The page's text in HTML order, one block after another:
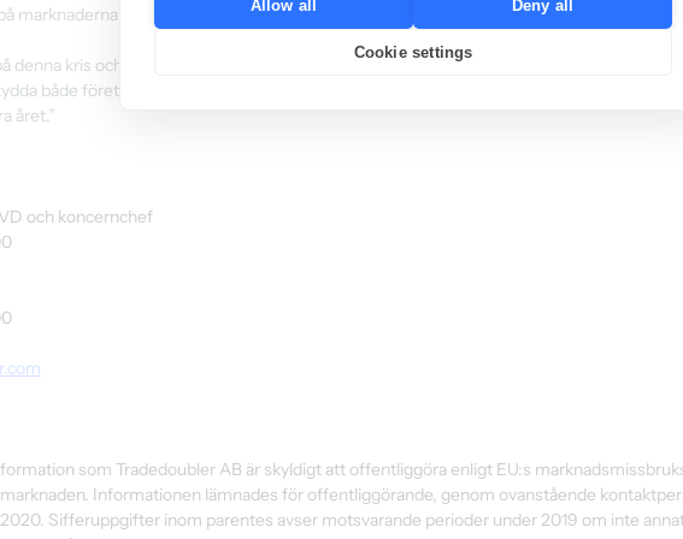
marknaderna förändras hela tiden.
denna kris och har kunnat anpassa kostnaderna avsevärt. Detta har skett i nära
både företaget och de anställda som arbetar på Tradedoubler. Med dessa mått är
året.”
och koncernchef
som Tradedoubler AB är skyldigt att offentliggöra enligt EU:s
Informationen lämnades för offentliggörande, genom ovanstående
Sifferuppgifter inom parentes avser motsvarande perioder under 2019 om inte
Allow all Deny all
Cookie settings